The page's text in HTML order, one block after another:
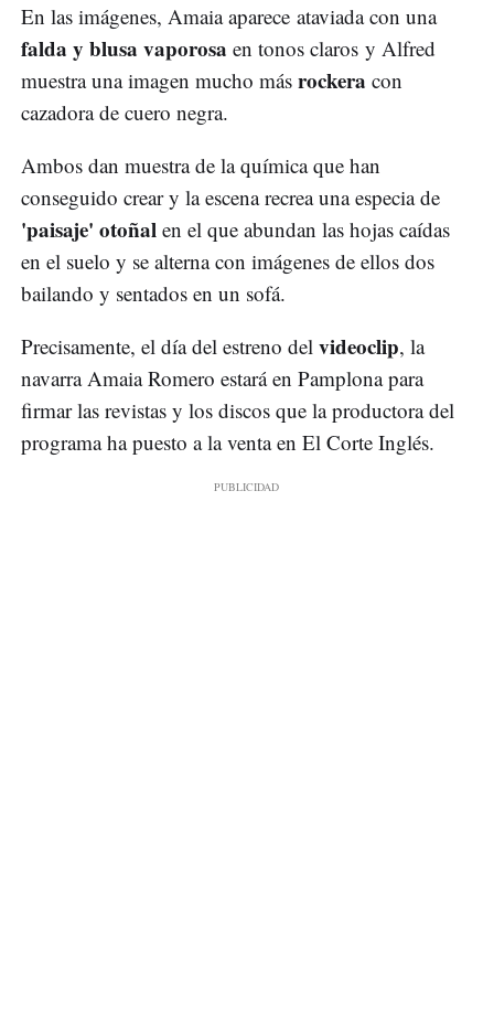
En las imágenes, Amaia aparece ataviada con una
falda y blusa vaporosa en tonos claros y Alfred
muestra una imagen mucho más rockera con
cazadora de cuero negra.
Ambos dan muestra de la química que han
conseguido crear y la escena recrea una especia de
'paisaje' otoñal en el que abundan las hojas caídas
en el suelo y se alterna con imágenes de ellos dos
bailando y sentados en un sofá.
Precisamente, el día del estreno del videoclip, la
navarra Amaia Romero estará en Pamplona para
firmar las revistas y los discos que la productora del
programa ha puesto a la venta en El Corte Inglés.